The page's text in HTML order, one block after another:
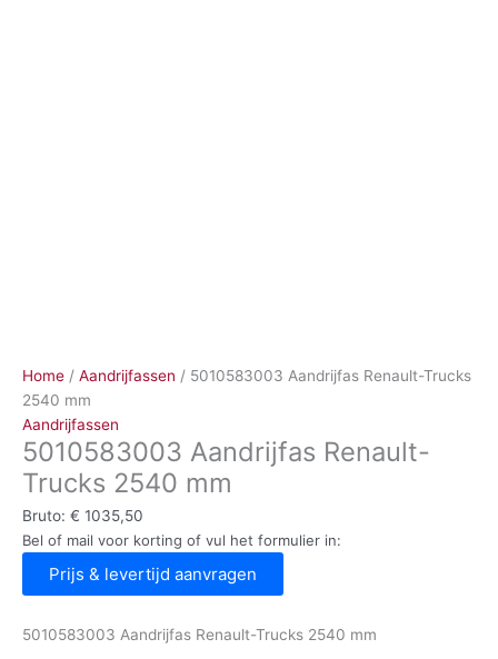
Home / Aandrijfassen / 5010583003 Aandrijfas Renault-Trucks
2540 mm
Aandrijfassen
5010583003 Aandrijfas Renault-
Trucks 2540 mm
Bruto: € 1035,50
Bel of mail voor korting of vul het formulier in:
Prijs & levertijd aanvragen
5010583003 Aandrijfas Renault-Trucks 2540 mm